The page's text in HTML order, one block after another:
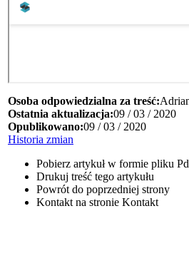
Osoba odpowiedzialna za treść:
Ostatnia aktualizacja:09 / 03 / 2020
Opublikowano:09 / 03 / 2020
Historia zmian
Pobierz artykuł w formie pliku
Drukuj treść tego artykułu
Powrót do poprzedniej strony
Kontakt na stronie Kontakt